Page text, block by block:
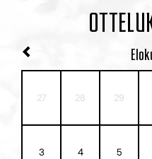
27 28 29
3 4 5